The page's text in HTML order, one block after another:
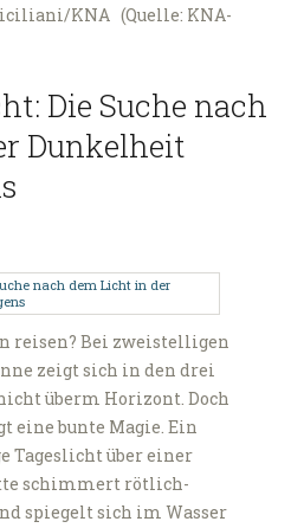
KNA (Quelle: KNA-
Die Suche nach
Dunkelheit
reisen? Bei zweistelligen
zeigt sich in den drei
überm Horizont. Doch
eine bunte Magie. Ein
Tageslicht über einer
schimmert rötlich-
spiegelt sich im Wasser